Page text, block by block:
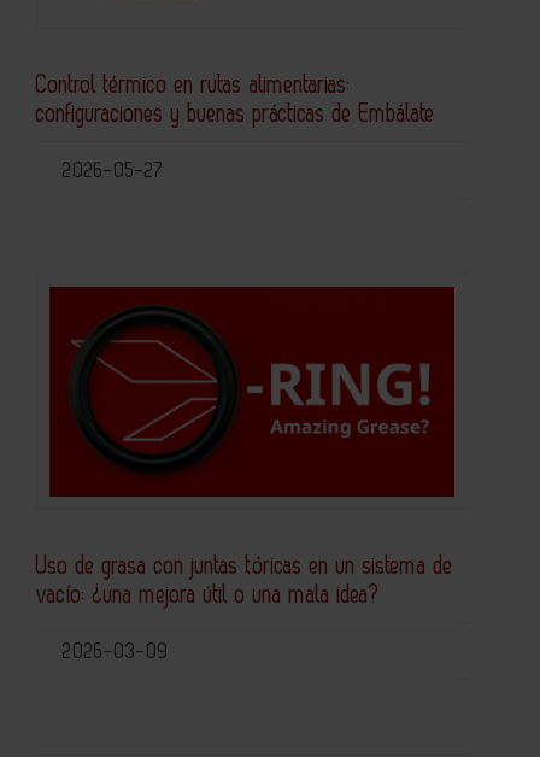
Control térmico en rutas alimentarias:
configuraciones y buenas prácticas de Embálate
2026-05-27
Uso de grasa con juntas tóricas en un sistema de
vacío: ¿una mejora útil o una mala idea?
2026-03-09